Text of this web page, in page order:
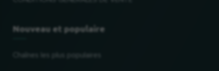
Nouveau et populaire